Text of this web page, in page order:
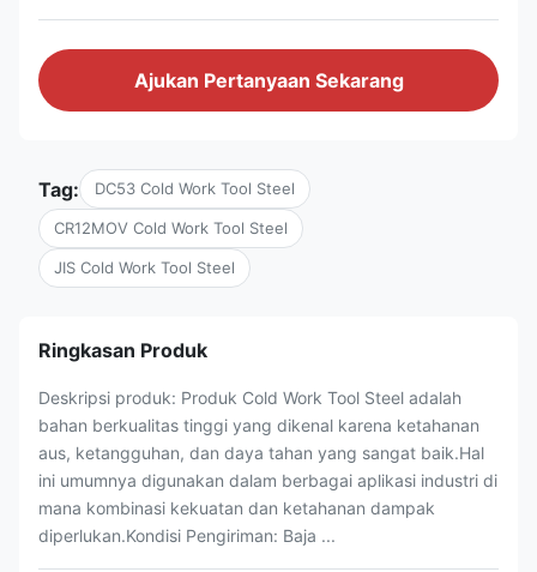
Ajukan Pertanyaan Sekarang
Tag: DC53 Cold Work Tool Steel
CR12MOV Cold Work Tool Steel
JIS Cold Work Tool Steel
Ringkasan Produk
Deskripsi produk: Produk Cold Work Tool Steel adalah
bahan berkualitas tinggi yang dikenal karena ketahanan
aus, ketangguhan, dan daya tahan yang sangat baik.Hal
ini umumnya digunakan dalam berbagai aplikasi industri di
mana kombinasi kekuatan dan ketahanan dampak
diperlukan.Kondisi Pengiriman: Baja ...